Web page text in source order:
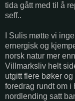
tida gått med til å
seff..
I Sulis møtte vi
ernergisk og
norsk natur mer
Villmarksliv helt
utgitt flere bøker
foredrag rundt om i
nordlending satt